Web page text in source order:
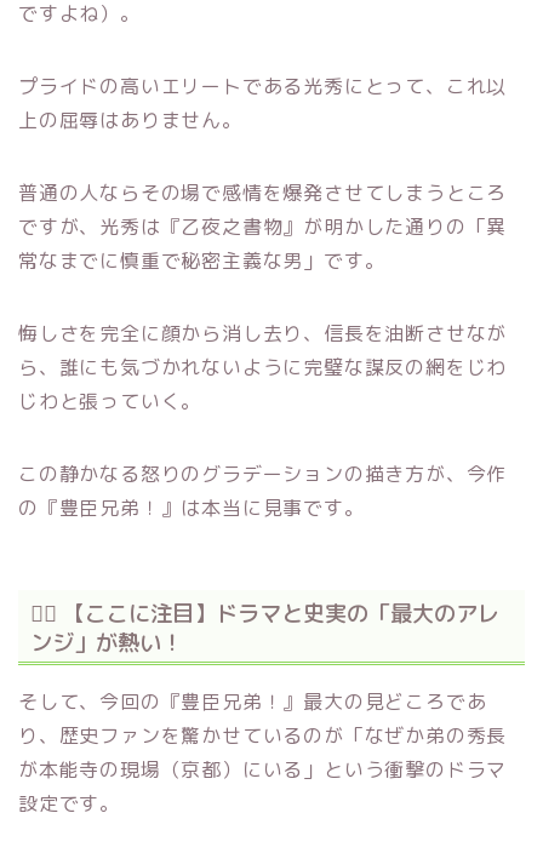
ですよね）。
プライドの高いエリートである光秀にとって、これ以
上の屈辱はありません。
普通の人ならその場で感情を爆発させてしまうところ
ですが、光秀は『乙夜之書物』が明かした通りの「異
常なまでに慎重で秘密主義な男」です。
悔しさを完全に顔から消し去り、信長を油断させなが
ら、誰にも気づかれないように完璧な謀反の網をじわ
じわと張っていく。
この静かなる怒りのグラデーションの描き方が、今作
の『豊臣兄弟！』は本当に見事です。
🕵️‍♂️ 【ここに注目】ドラマと史実の「最大のアレ
ンジ」が熱い！
そして、今回の『豊臣兄弟！』最大の見どころであ
り、歴史ファンを驚かせているのが「なぜか弟の秀長
が本能寺の現場（京都）にいる」という衝撃のドラマ
設定です。